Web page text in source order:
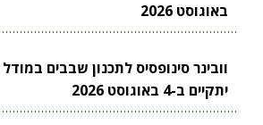
באוגוסט 2026
יתקיים ב-4 באוגוסט 2026